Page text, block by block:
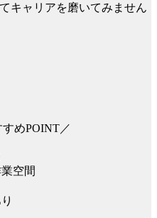
キャリアを磨いてみません
めPOINT／
空間